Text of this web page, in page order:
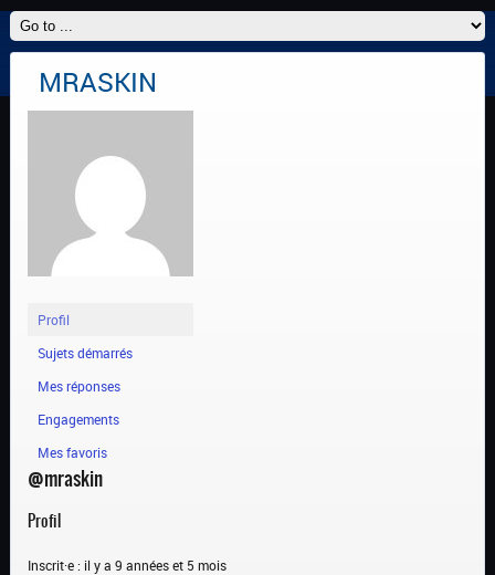
MRASKIN
Profil
Sujets démarrés
Mes réponses
Engagements
Mes favoris
@mraskin
Profil
Inscrit·e : il y a 9 années et 5 mois